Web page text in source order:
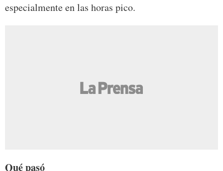
especialmente en las horas pico.
Qué pasó